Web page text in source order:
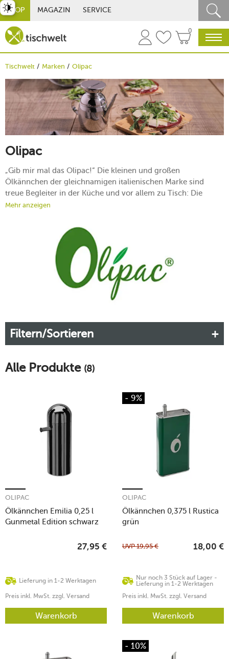
SHOP MAGAZIN SERVICE
0
Tischwelt Marken Olipac
Olipac
„Gib mir mal das Olipac!“ Die kleinen und großen
Ölkännchen der gleichnamigen italienischen Marke sind
treue Begleiter in der Küche und vor allem zu Tisch: Die
Olivenölspender aus Edelstahl halten Ihr Lieblingsöl frisch
hoc zu verfeinern. Die Blickfänger in Form von Ölkanistern,
Kegeln oder Zylindern ziehen zuverlässig die Blicke vieler
Gourmets auf sich. Wer Wert auf wohldosierte Qualität,
Geschmack und Ästhetik legt, trifft mit Olipac die richtige
Mehr anzeigen
Filtern/Sortieren
Alle Produkte (8)
Ölkännchen Emilia 0,25 l
Gunmetal Edition schwarz
OLIPAC
Lieferung in 1-2 Werktagen
27,95 €
Preis inkl. MwSt. zzgl. Versand
Warenkorb
- 9%
Ölkännchen 0,375 l Rustica
grün
OLIPAC
Nur noch 3 Stück auf Lager -
Lieferung in 1-2 Werktagen
UVP19,95 € 18,00 €
Preis inkl. MwSt. zzgl. Versand
Warenkorb
- 10%
umschalten